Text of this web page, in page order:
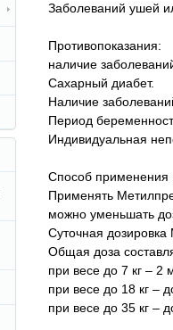
Заболеваний ушей
Противопоказания:
наличие
Сахарный диабет.
Наличие
Период
Индивидуальная
Способ применения
Применять
можно уменьшать
Суточная
Общая доза
при весе до 7 кг – 2
при весе до 18 кг –
при весе до 35 кг –